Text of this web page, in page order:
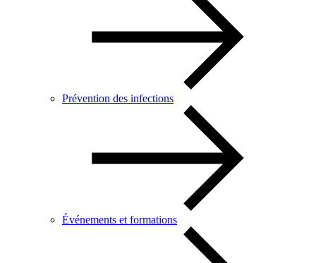
Prévention des infections
Événements et formations